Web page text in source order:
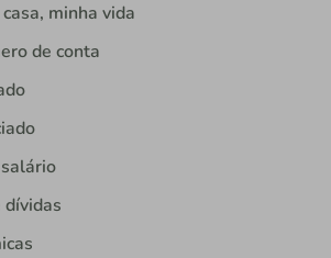
minha vida
de conta
dívidas